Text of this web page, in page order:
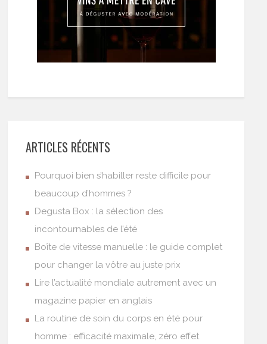
ARTICLES RÉCENTS
Pourquoi bien s’habiller reste difficile pour
beaucoup d’hommes ?
Degusta Box : la sélection des
incontournables de l’été
Boîte de vitesse manuelle : le guide complet
pour changer la vôtre au juste prix
Lire l’actualité mondiale autrement avec un
magazine papier en anglais
La routine de soin du corps en été pour
homme : efficacité maximale, zéro effet